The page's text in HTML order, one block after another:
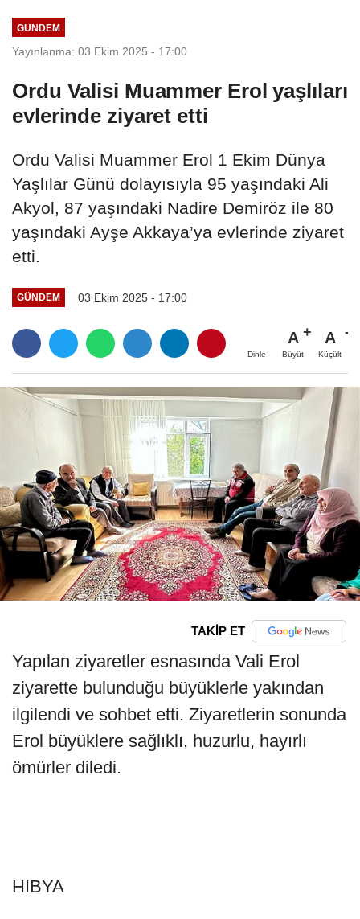
GÜNDEM
Yayınlanma: 03 Ekim 2025 - 17:00
Ordu Valisi Muammer Erol yaşlıları
evlerinde ziyaret etti
Ordu Valisi Muammer Erol 1 Ekim Dünya
Yaşlılar Günü dolayısıyla 95 yaşındaki Ali
Akyol, 87 yaşındaki Nadire Demiröz ile 80
yaşındaki Ayşe Akkaya’ya evlerinde ziyaret
etti.
GÜNDEM 03 Ekim 2025 - 17:00
Dinle
A
Büyüt
A
Küçült
TAKİP ET
Yapılan ziyaretler esnasında Vali Erol
ziyarette bulunduğu büyüklerle yakından
ilgilendi ve sohbet etti. Ziyaretlerin sonunda
Erol büyüklere sağlıklı, huzurlu, hayırlı
ömürler diledi.
HIBYA